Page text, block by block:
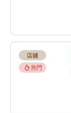
店舖
熱門